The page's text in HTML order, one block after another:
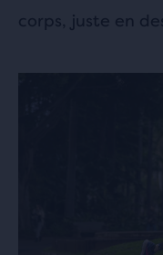
corps, juste en